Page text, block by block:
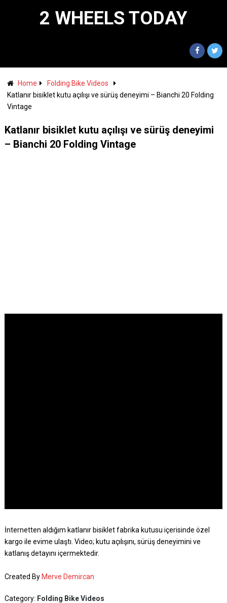
2 WHEELS TODAY
Home
Folding Bike Videos
Katlanır bisiklet kutu açılışı ve sürüş deneyimi – Bianchi 20 Folding
Vintage
Katlanır bisiklet kutu açılışı ve sürüş deneyimi
– Bianchi 20 Folding Vintage
İnternetten aldığım katlanır bisiklet fabrika kutusu içerisinde özel
kargo ile evime ulaştı. Video; kutu açılışını, sürüş deneyimini ve
katlanış detayını içermektedir.
Created By Merve Demircan
Category: Folding Bike Videos